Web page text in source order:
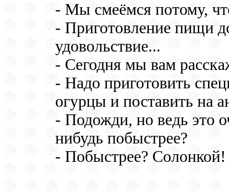
- Мы смеёмся потому,
- Приготовление пищи
удовольствие...
- Сегодня мы вам
- Надо приготовить
огурцы и поставить на
- Подожди, но ведь это
нибудь побыстрее?
- Побыстрее? Солонкой!